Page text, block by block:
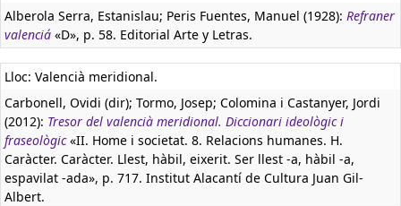
Alberola Serra, Estanislau; Peris Fuentes, Manuel (1928): Refraner
valenciá «D», p. 58. Editorial Arte y Letras.
Lloc: Valencià meridional.
Carbonell, Ovidi (dir); Tormo, Josep; Colomina i Castanyer, Jordi
(2012): Tresor del valencià meridional. Diccionari ideològic i
fraseològic«II. Home i societat. 8. Relacions humanes. H.
Caràcter. Caràcter. Llest, hàbil, eixerit. Ser llest -a, hàbil -a,
espavilat -ada», p. 717. Institut Alacantí de Cultura Juan Gil-
Albert.